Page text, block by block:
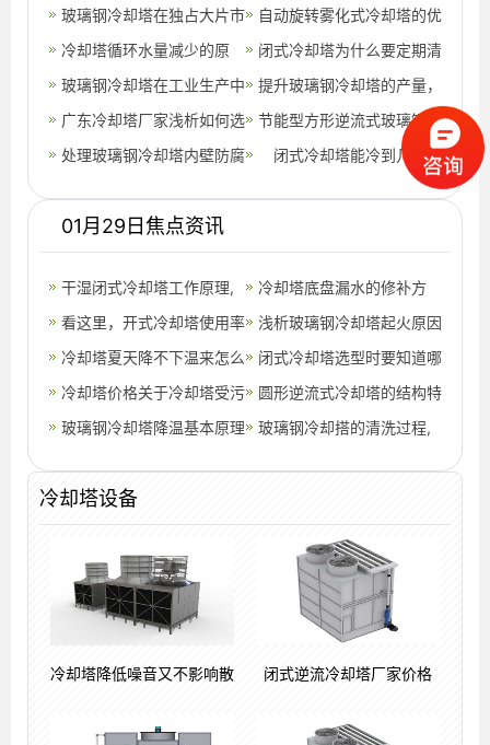
玻璃钢冷却塔在独占大片市
场离不开其优势,圆形玻璃
钢冷却塔
自动旋转雾化式冷却塔的优
点
冷却塔循环水量减少的原
因,冷却塔冷却水量和循环
水量一样吗
闭式冷却塔为什么要定期清
洗?,闭式冷却塔生产厂家
玻璃钢冷却塔在工业生产中
的广泛应用
提升玻璃钢冷却塔的产量，
这些工作很重要,横流式玻
璃钢冷却塔
广东冷却塔厂家浅析如何选
购玻璃钢冷却塔?选购时应
节能型方形逆流式玻璃钢冷
却塔选用及使用
处理玻璃钢冷却塔内壁防腐
却塔厂家
闭式冷却塔能冷到几度？
01月29日焦点资讯
干湿闭式冷却塔工作原理,
干湿分离冷却塔
冷却塔底盘漏水的修补方
法,冷却塔漏水怎么办
看这里，开式冷却塔使用率
下降的问题有救了。,开式
冷却水泵
浅析玻璃钢冷却塔起火原因
(玻璃钢冷却塔发现异常要
及时解决)
冷却塔夏天降不下温来怎么
办,冷却塔夏天如何降温
闭式冷却塔选型时要知道哪
些参数？闭式冷却塔与开式
冷却塔的区别
冷却塔价格关于冷却塔受污
染的原因分析,冷却塔安装
圆形逆流式冷却塔的结构特
征(滨湖区圆形逆流式冷却
玻璃钢冷却塔降温基本原理
度)
玻璃钢冷却搭的清洗过程,
冷却塔设备
冷却塔降低噪音又不影响散 闭式逆流冷却塔厂家价格